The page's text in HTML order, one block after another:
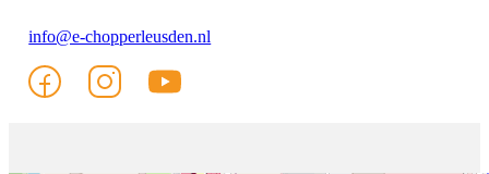
info@e-chopperleusden.nl